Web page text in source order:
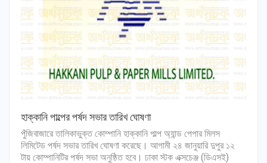
হাক্কানি পাল্পের পর্ষদ সভার তারিখ ঘোষণা
পুঁজিবাজারে তালিকাভুক্ত কোম্পানি হাক্কানি পাল্প অ্যান্ড পেপার মিলস
লিমিটেড পর্ষদ সভার তারিখ ঘোষণা করেছে। আগামী ২৪ জানুয়ারি দুপুর ১২
টায় কোম্পানিটির পর্ষদ সভা অনুষ্ঠিত হবে। ঢাকা স্টক এক্সচেঞ্জ (ডিএসই)